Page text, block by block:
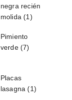
negra recién
molida(1)
Pimiento
verde(7)
Placas
lasagna(1)